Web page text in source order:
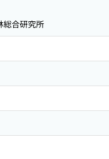
総合研究所